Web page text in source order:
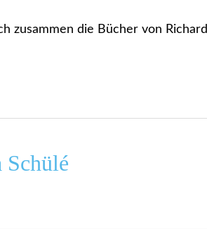
zusammen die Bücher von
Schülé